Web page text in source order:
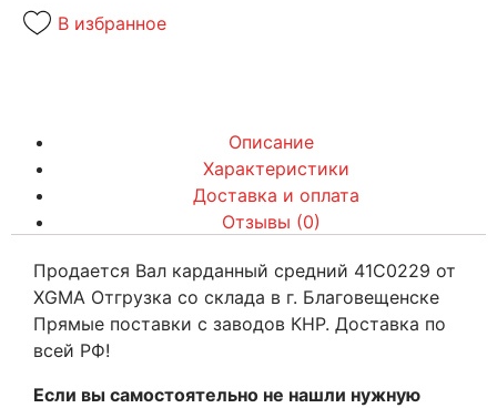
В избранное
Описание
Характеристики
Доставка и оплата
Отзывы (0)
Продается Вал карданный средний 41C0229 от
XGMA Отгрузка со склада в г. Благовещенске
Прямые поставки с заводов КНР. Доставка по
всей РФ!
Если вы самостоятельно не нашли нужную